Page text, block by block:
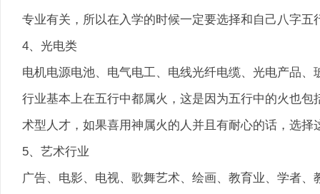
专业有关，所以在入学的时候一定要选择和自己八字
4、光电类
电机电源电池、电气电工、电线光纤电缆、光电产品
行业基本上在五行中都属火，这是因为五行中的火也
术型人才，如果喜用神属火的人并且有耐心的话，选择
5、艺术行业
广告、电影、电视、歌舞艺术、绘画、教育业、学者